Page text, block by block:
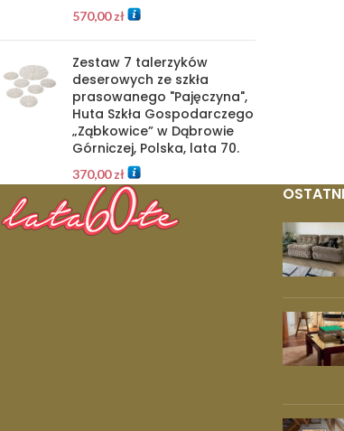
570,00zł
Zestaw 7 talerzyków
deserowych ze szkła
prasowanego "Pajęczyna",
Huta Szkła Gospodarczego
„Ząbkowice” w Dąbrowie
Górniczej, Polska, lata 70.
370,00zł